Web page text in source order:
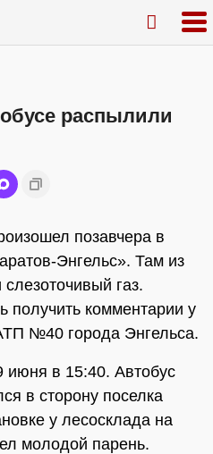
распылили
позавчера в
Энгельс». Там из
газ.
комментарии у
№40 города Энгельса.
июня в 15:40. Автобус
в сторону поселка
у лесосклада на
молодой парень.